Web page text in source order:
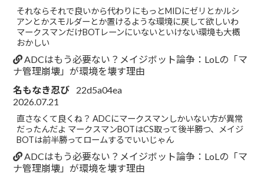
それならそれで良いから代わりにもっとMIDにゼリとかルシ
アンとかスモルダーとか置けるような環境に戻して欲しいわ
マークスマンだけBOTレーンにいないといけない環境も大概
おかしい
ADCはもう必要ない？メイジボット論争：LoLの「マ
ナ管理崩壊」が環境を壊す理由
名もなき忍び
22d5a04ea
2026.07.21
直さなくて良くね？ ADCにマークスマンしかいない方が異常
だったんだよ マークスマンBOTはCS取って後半勝つ、メイジ
BOTは前半勝ってロームするでいいじゃん
ADCはもう必要ない？メイジボット論争：LoLの「マ
ナ管理崩壊」が環境を壊す理由